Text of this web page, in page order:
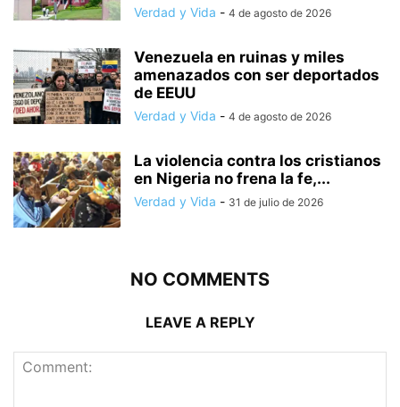
Verdad y Vida - 4 de agosto de 2026
Venezuela en ruinas y miles
amenazados con ser deportados
de EEUU
Verdad y Vida - 4 de agosto de 2026
La violencia contra los cristianos
en Nigeria no frena la fe,...
Verdad y Vida - 31 de julio de 2026
NO COMMENTS
LEAVE A REPLY